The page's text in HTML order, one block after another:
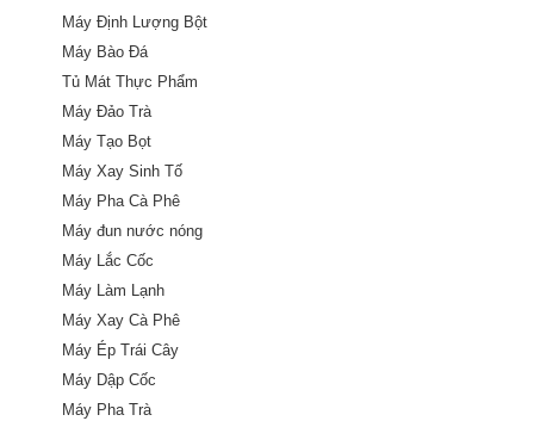
Máy Định Lượng Bột
Máy Bào Đá
Tủ Mát Thực Phẩm
Máy Đảo Trà
Máy Tạo Bọt
Máy Xay Sinh Tố
Máy Pha Cà Phê
Máy đun nước nóng
Máy Lắc Cốc
Máy Làm Lạnh
Máy Xay Cà Phê
Máy Ép Trái Cây
Máy Dập Cốc
Máy Pha Trà